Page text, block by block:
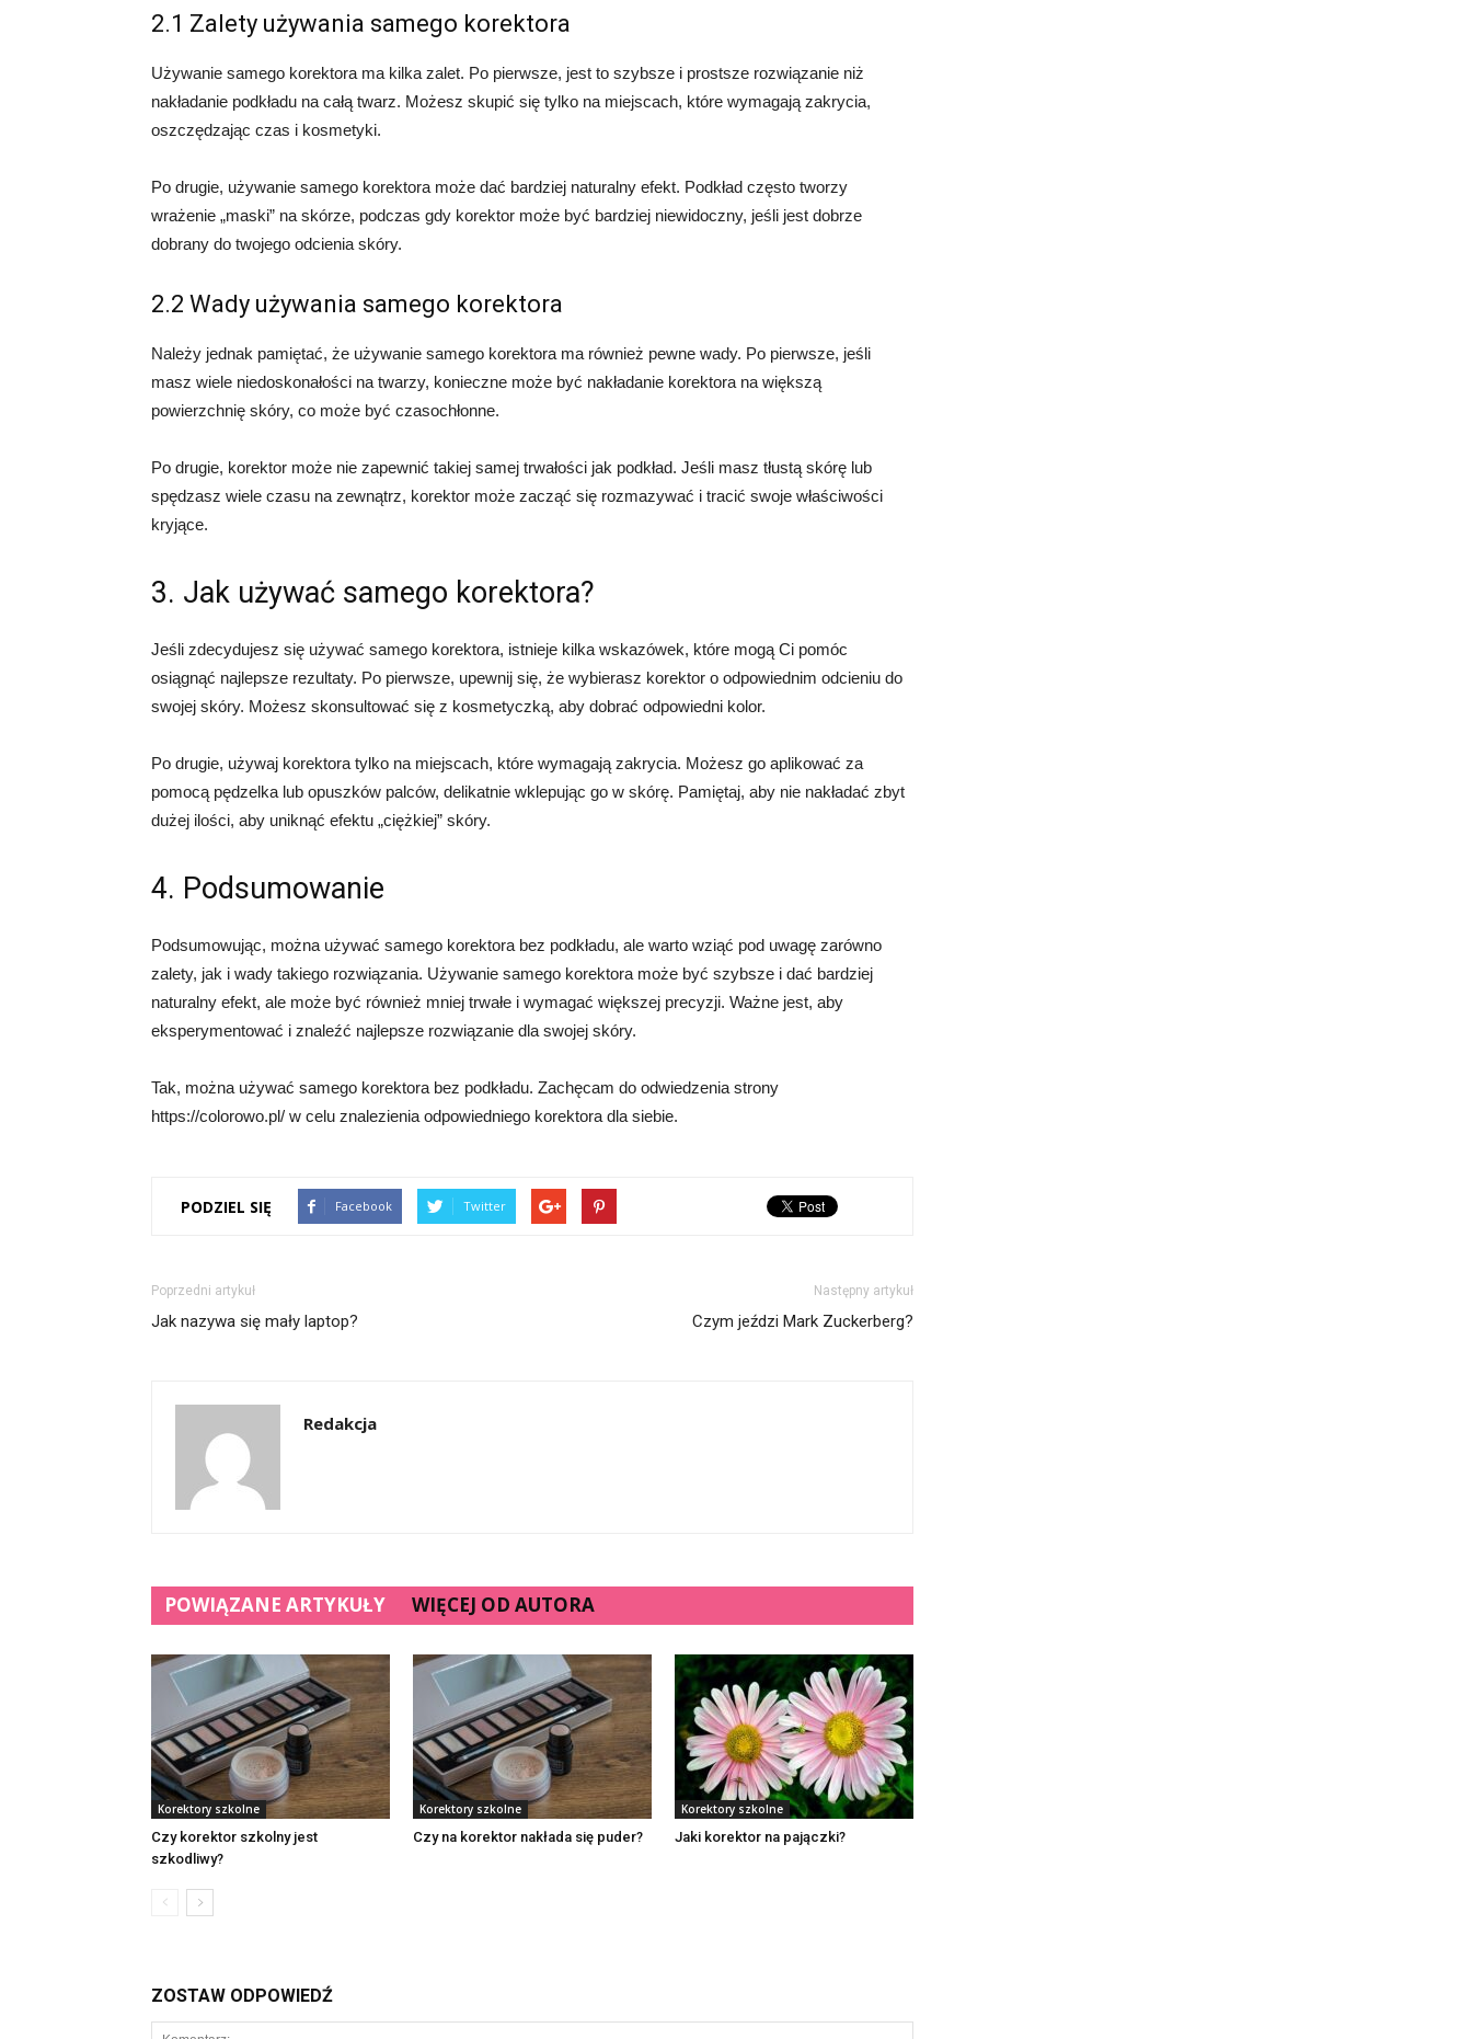
2.1 Zalety używania samego korektora
Używanie samego korektora ma kilka zalet. Po pierwsze, jest to szybsze i prostsze rozwiązanie niż
nakładanie podkładu na całą twarz. Możesz skupić się tylko na miejscach, które wymagają zakrycia,
oszczędzając czas i kosmetyki.
Po drugie, używanie samego korektora może dać bardziej naturalny efekt. Podkład często tworzy
wrażenie „maski” na skórze, podczas gdy korektor może być bardziej niewidoczny, jeśli jest dobrze
dobrany do twojego odcienia skóry.
2.2 Wady używania samego korektora
Należy jednak pamiętać, że używanie samego korektora ma również pewne wady. Po pierwsze, jeśli
masz wiele niedoskonałości na twarzy, konieczne może być nakładanie korektora na większą
powierzchnię skóry, co może być czasochłonne.
Po drugie, korektor może nie zapewnić takiej samej trwałości jak podkład. Jeśli masz tłustą skórę lub
spędzasz wiele czasu na zewnątrz, korektor może zacząć się rozmazywać i tracić swoje właściwości
kryjące.
3. Jak używać samego korektora?
Jeśli zdecydujesz się używać samego korektora, istnieje kilka wskazówek, które mogą Ci pomóc
osiągnąć najlepsze rezultaty. Po pierwsze, upewnij się, że wybierasz korektor o odpowiednim odcieniu do
swojej skóry. Możesz skonsultować się z kosmetyczką, aby dobrać odpowiedni kolor.
Po drugie, używaj korektora tylko na miejscach, które wymagają zakrycia. Możesz go aplikować za
pomocą pędzelka lub opuszków palców, delikatnie wklepując go w skórę. Pamiętaj, aby nie nakładać zbyt
dużej ilości, aby uniknąć efektu „ciężkiej” skóry.
4. Podsumowanie
Podsumowując, można używać samego korektora bez podkładu, ale warto wziąć pod uwagę zarówno
zalety, jak i wady takiego rozwiązania. Używanie samego korektora może być szybsze i dać bardziej
naturalny efekt, ale może być również mniej trwałe i wymagać większej precyzji. Ważne jest, aby
eksperymentować i znaleźć najlepsze rozwiązanie dla swojej skóry.
Tak, można używać samego korektora bez podkładu. Zachęcam do odwiedzenia strony
https://colorowo.pl/ w celu znalezienia odpowiedniego korektora dla siebie.
PODZIEL SIĘ Facebook Twitter
Poprzedni artykuł
Jak nazywa się mały laptop?
Następny artykuł
Czym jeździ Mark Zuckerberg?
Redakcja
POWIĄZANE ARTYKUŁY WIĘCEJ OD AUTORA
Korektory szkolne
Czy korektor szkolny jest
szkodliwy?
Korektory szkolne
Czy na korektor nakłada się puder?
Korektory szkolne
Jaki korektor na pajączki?
ZOSTAW ODPOWIEDŹ